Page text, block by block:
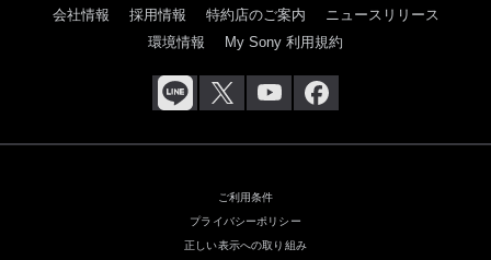
会社情報 採用情報 特約店のご案内
ニュースリリース
環境情報
My Sony 利用規約
ご利用条件
プライバシーポリシー
正しい表示への取り組み